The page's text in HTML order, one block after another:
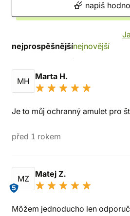
napiš
nejprospěšnějšínejnovější
MH Marta H.
Je to můj ochranný amulet pro
před 1 rokem
MZ
5
Matej Z.
Môžem jednoducho len